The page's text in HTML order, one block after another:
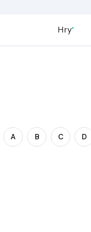
Hry
A B C D